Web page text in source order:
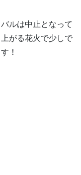
ルは中止となって
がる花火で少しで
！